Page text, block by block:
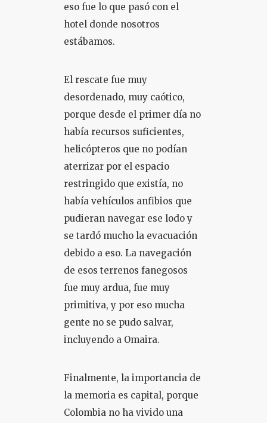
eso fue lo que pasó con el
hotel donde nosotros
estábamos.
El rescate fue muy
desordenado, muy caótico,
porque desde el primer día no
había recursos suficientes,
helicópteros que no podían
aterrizar por el espacio
restringido que existía, no
había vehículos anfibios que
pudieran navegar ese lodo y
se tardó mucho la evacuación
debido a eso. La navegación
de esos terrenos fanegosos
fue muy ardua, fue muy
primitiva, y por eso mucha
gente no se pudo salvar,
incluyendo a Omaira.
Finalmente, la importancia de
la memoria es capital, porque
Colombia no ha vivido una